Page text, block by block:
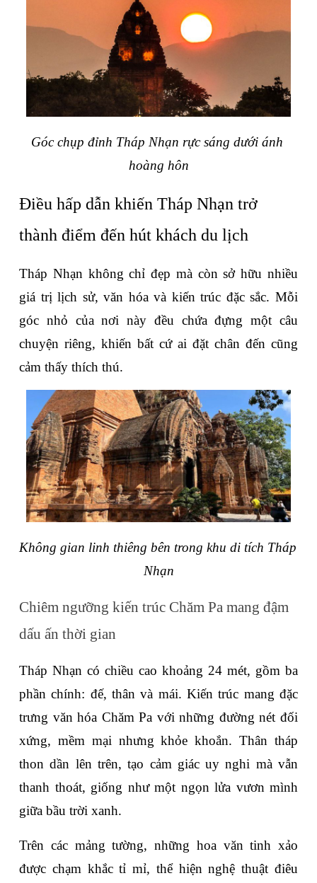
Góc chụp đỉnh Tháp Nhạn rực sáng dưới ánh
hoàng hôn
Điều hấp dẫn khiến Tháp Nhạn trở
thành điểm đến hút khách du lịch
Tháp Nhạn không chỉ đẹp mà còn sở hữu nhiều
giá trị lịch sử, văn hóa và kiến trúc đặc sắc. Mỗi
góc nhỏ của nơi này đều chứa đựng một câu
chuyện riêng, khiến bất cứ ai đặt chân đến cũng
cảm thấy thích thú.
Không gian linh thiêng bên trong khu di tích Tháp
Nhạn
Chiêm ngưỡng kiến trúc Chăm Pa mang đậm
dấu ấn thời gian
Tháp Nhạn có chiều cao khoảng 24 mét, gồm ba
phần chính: đế, thân và mái. Kiến trúc mang đặc
trưng văn hóa Chăm Pa với những đường nét đối
xứng, mềm mại nhưng khỏe khoắn. Thân tháp
thon dần lên trên, tạo cảm giác uy nghi mà vẫn
thanh thoát, giống như một ngọn lửa vươn mình
giữa bầu trời xanh.
Trên các mảng tường, những hoa văn tinh xảo
được chạm khắc tỉ mỉ, thể hiện nghệ thuật điêu